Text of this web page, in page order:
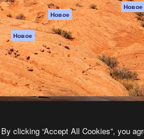
для
ChatGPT
Новое
Новое
Оригиналы Новое
Политика
cookie
Центр доверия
Партнеры
Предприятие
By clicking “Accept All Cookies”, you